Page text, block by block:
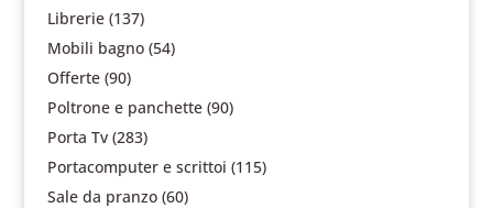
Librerie (137)
Mobili bagno (54)
Offerte (90)
Poltrone e panchette (90)
Porta Tv (283)
Portacomputer e scrittoi (115)
Sale da pranzo (60)